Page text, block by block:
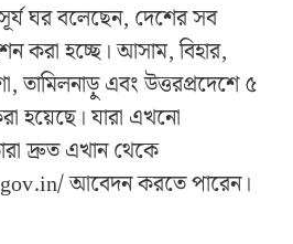
সূর্য ঘর বলেছেন, দেশের সব
করা হচ্ছে। আসাম, বিহার,
তামিলনাড়ু এবং উত্তরপ্রদেশে ৫
হয়েছে। যারা এখনো
দ্রুত এখান থেকে
আবেদন করতে পারেন।